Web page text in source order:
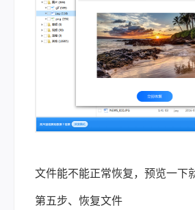
文件能不能正常恢复，预览一下
第五步、恢复文件